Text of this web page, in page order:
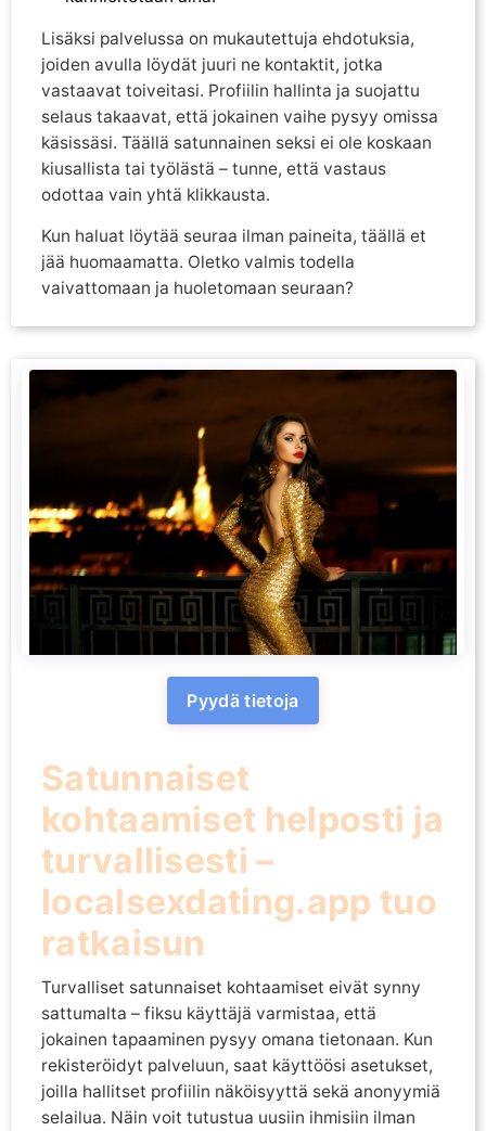
Lisäksi palvelussa on mukautettuja ehdotuksia,
joiden avulla löydät juuri ne kontaktit, jotka
vastaavat toiveitasi. Profiilin hallinta ja suojattu
selaus takaavat, että jokainen vaihe pysyy omissa
käsissäsi. Täällä satunnainen seksi ei ole koskaan
kiusallista tai työlästä – tunne, että vastaus
odottaa vain yhtä klikkausta.
Kun haluat löytää seuraa ilman paineita, täällä et
jää huomaamatta. Oletko valmis todella
vaivattomaan ja huoletomaan seuraan?
Pyydä tietoja
Satunnaiset
kohtaamiset helposti ja
turvallisesti –
localsexdating.app tuo
ratkaisun
Turvalliset satunnaiset kohtaamiset eivät synny
sattumalta – fiksu käyttäjä varmistaa, että
jokainen tapaaminen pysyy omana tietonaan. Kun
rekisteröidyt palveluun, saat käyttöösi asetukset,
joilla hallitset profiilin näköisyyttä sekä anonyymiä
selailua. Näin voit tutustua uusiin ihmisiin ilman